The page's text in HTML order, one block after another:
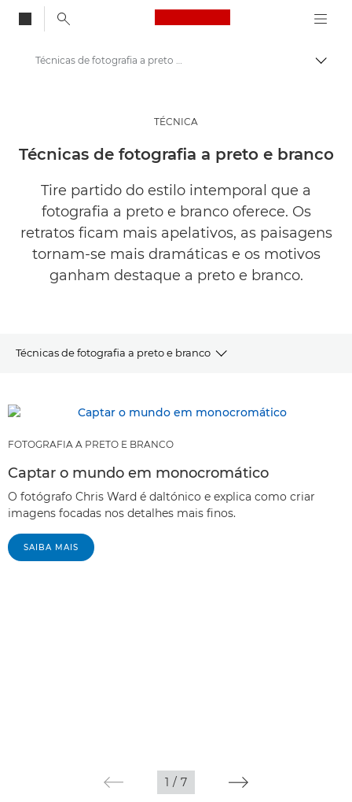
Canon Logo, back
Inspirar-se | Sugestões de fotografia e impressão, e dicas de compras
Sugestões e técnicas de fotografia e impressão
Técnicas de fotografia a preto e branco | Inspire-se
TÉCNICA
Técnicas de fotografia a preto e branco
Tire partido do estilo intemporal que a
fotografia a preto e branco oferece. Os
retratos ficam mais apelativos, as paisagens
tornam-se mais dramáticas e os motivos
ganham destaque a preto e branco.
Técnicas de fotografia a preto e branco
Outras técnicas
FOTOGRAFIA A PRETO E BRANCO
Captar o mundo em monocromático
O fotógrafo Chris Ward é daltónico e explica como criar
imagens focadas nos detalhes mais finos.
SAIBA MAIS
1 / 7